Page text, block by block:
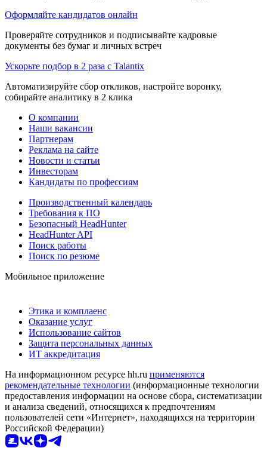
Оформляйте кандидатов онлайн
Проверяйте сотрудников и подписывайте кадровые
документы без бумаг и личных встреч
Ускорьте подбор в 2 раза с Talantix
Автоматизируйте сбор откликов, настройте воронку,
собирайте аналитику в 2 клика
О компании
Наши вакансии
Партнерам
Реклама на сайте
Новости и статьи
Инвесторам
Кандидаты по профессиям
Производственный календарь
Требования к ПО
Безопасный HeadHunter
HeadHunter API
Поиск работы
Поиск по резюме
Мобильное приложение
Этика и комплаенс
Оказание услуг
Использование сайтов
Защита персональных данных
ИТ аккредитация
На информационном ресурсе hh.ru применяются
рекомендательные технологии (информационные технологии
предоставления информации на основе сбора, систематизации
и анализа сведений, относящихся к предпочтениям
пользователей сети «Интернет», находящихся на территории
Российской Федерации)